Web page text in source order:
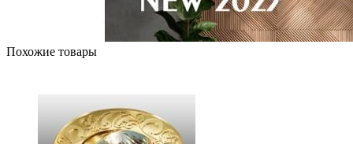
Похожие товары